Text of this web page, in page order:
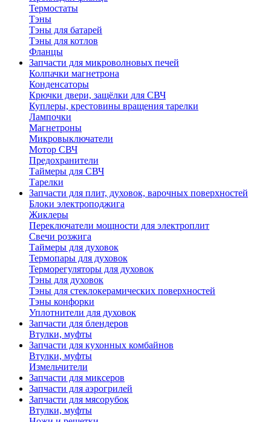
Термостаты
Тэны
Тэны для батарей
Тэны для котлов
Фланцы
Запчасти для микроволновых печей
Колпачки магнетрона
Конденсаторы
Крючки двери, защёлки для СВЧ
Куплеры, крестовины вращения тарелки
Лампочки
Магнетроны
Микровыключатели
Мотор СВЧ
Предохранители
Таймеры для СВЧ
Тарелки
Запчасти для плит, духовок, варочных поверхностей
Блоки электроподжига
Жиклеры
Переключатели мощности для электроплит
Свечи розжига
Таймеры для духовок
Термопары для духовок
Терморегуляторы для духовок
Тэны для духовок
Тэны для стеклокерамических поверхностей
Тэны конфорки
Уплотнители для духовок
Запчасти для блендеров
Втулки, муфты
Запчасти для кухонных комбайнов
Втулки, муфты
Измельчители
Запчасти для миксеров
Запчасти для аэрогрилей
Запчасти для мясорубок
Втулки, муфты